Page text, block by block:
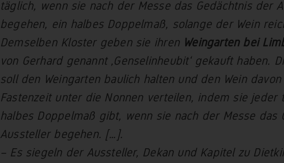
täglich, wenn sie nach der Messe das Gedächtnis der
begehen, ein halbes Doppelmaß, solange der Wein
Demselben Kloster geben sie ihren Weingarten bei
von Gerhard genannt ‚Genselinheubit‘ gekauft haben.
soll den Weingarten baulich halten und den Wein
Fastenzeit unter die Nonnen verteilen, indem sie jeder
halbes Doppelmaß gibt, wenn sie nach der Messe das
Aussteller begehen. […].
– Es siegeln der Aussteller, Dekan und Kapitel zu